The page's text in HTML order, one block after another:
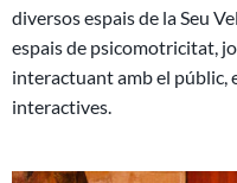
diversos espais de la Seu
espais de psicomotricitat,
interactuant amb el públic,
interactives.